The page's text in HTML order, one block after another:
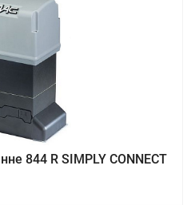
844 R SIMPLY CONNECT